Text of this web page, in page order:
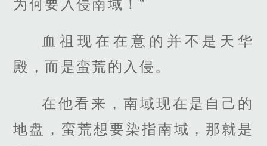
为何要入侵南域！”
血祖现在在意的并不是天华
殿，而是蛮荒的入侵。
在他看来，南域现在是自己的
地盘，蛮荒想要染指南域，那就是